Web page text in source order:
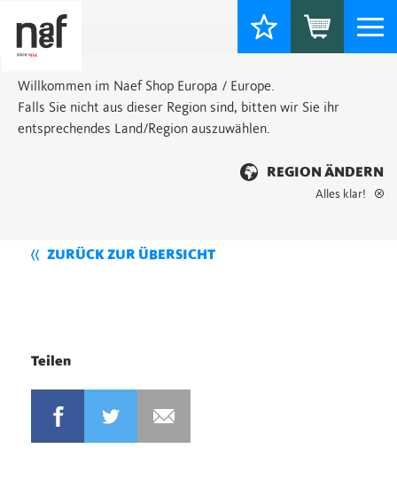
Willkommen im Naef Shop Europa / Europe.
Falls Sie nicht aus dieser Region sind, bitten wir Sie ihr
entsprechendes Land/Region auszuwählen.
REGION ÄNDERN
Alles klar!
ZURÜCK ZUR ÜBERSICHT
Teilen